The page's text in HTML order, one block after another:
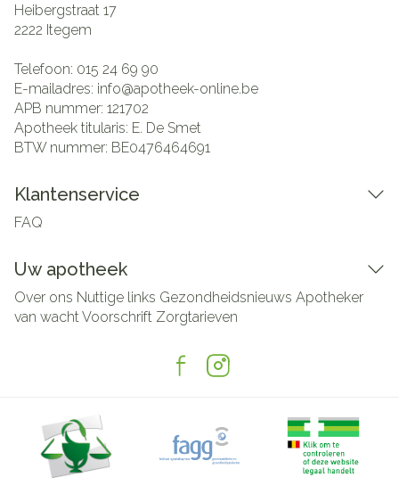
Heibergstraat 17
2222 Itegem
Telefoon: 015 24 69 90
E-mailadres: info@apotheek-online.be
APB nummer: 121702
Apotheek titularis: E. De Smet
BTW nummer: BE0476464691
Klantenservice
FAQ
Uw apotheek
Over ons Nuttige links Gezondheidsnieuws Apotheker
van wachtVoorschrift Zorgtarieven